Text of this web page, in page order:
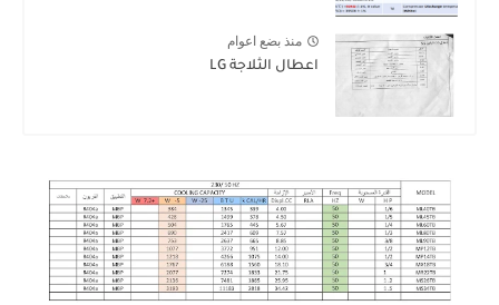
منذ بضع اعوام
اعطال الثلاجة LG